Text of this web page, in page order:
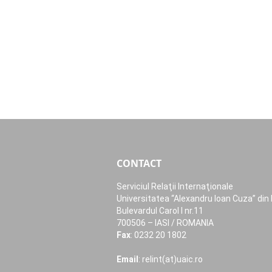
CONTACT
Serviciul Relaţii Internaţionale
Universitatea “Alexandru Ioan Cuza” din
Bulevardul Carol I nr.11
700506 – IASI / ROMANIA
Fax: 0232 20 1802
Email: relint(at)uaic.ro